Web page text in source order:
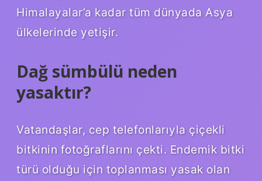
Himalayalar’a kadar tüm dünyada Asya
ülkelerinde yetişir.
Dağ sümbülü neden
yasaktır?
Vatandaşlar, cep telefonlarıyla çiçekli
bitkinin fotoğraflarını çekti. Endemik bitki
türü olduğu için toplanması yasak olan